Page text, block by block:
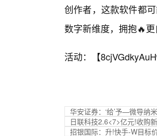
创作者，这款软件都
数字新维度，拥抱🔥
活动：【
华安证券：‘给’予—微导纳
日联科技2.6<7>亿元!收购
招银国际：升!快手-W目标